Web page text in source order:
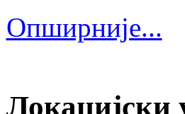
Опширније...
Локацијски